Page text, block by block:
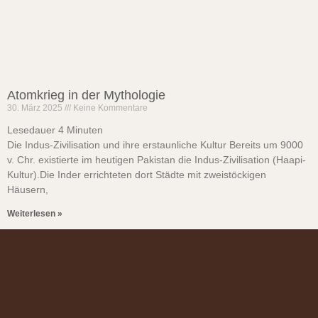
Atomkrieg in der Mythologie
30. März 2025 Keine Kommentare
Lesedauer 4 Minuten
Die Indus-Zivilisation und ihre erstaunliche Kultur Bereits um 9000
v. Chr. existierte im heutigen Pakistan die Indus-Zivilisation (Haapi-
Kultur).Die Inder errichteten dort Städte mit zweistöckigen
Häusern,
Weiterlesen »